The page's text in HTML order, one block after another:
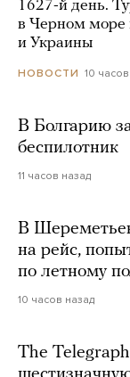
1627-й день.
в Черном море
и Украины
НОВОСТИ 10
В Болгарию
беспилотник
11 часов назад
В
на рейс,
по летному
10 часов назад
The